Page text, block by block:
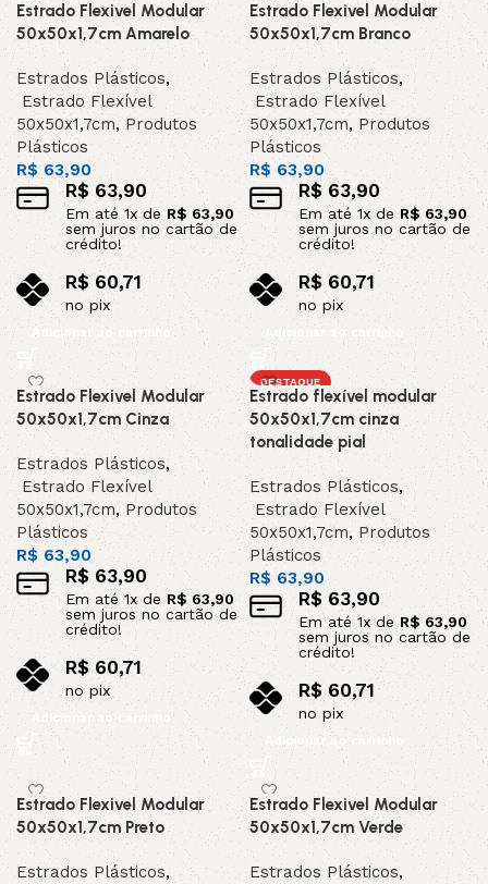
Estrado Flexivel Modular
50x50x1,7cm Amarelo
Estrados Plásticos,
Estrado Flexível
50x50x1,7cm, Produtos
Plásticos
R$63,90
R$ 63,90
Em até 1x de R$63,90
sem juros no cartão de
crédito!
R$60,71
no pix
Adicionar ao carrinho
Estrado Flexivel Modular
50x50x1,7cm Branco
Estrados Plásticos,
Estrado Flexível
50x50x1,7cm, Produtos
Plásticos
R$ 63,90
R$63,90
Em até 1x deR$ 63,90
sem juros no cartão de
crédito!
R$60,71
no pix
Adicionar ao carrinho
Estrado Flexivel Modular
50x50x1,7cm Cinza
Estrados Plásticos,
Estrado Flexível
50x50x1,7cm,Produtos
Plásticos
R$ 63,90
R$ 63,90
Em até 1x de R$ 63,90
sem juros no cartão de
crédito!
R$ 60,71
no pix
Adicionar ao carrinho
DESTAQUE
Estrado flexível modular
50x50x1,7cm cinza
tonalidade pial
Estrados Plásticos,
Estrado Flexível
50x50x1,7cm, Produtos
Plásticos
R$63,90
R$ 63,90
Em até 1x de R$ 63,90
sem juros no cartão de
crédito!
R$ 60,71
no pix
Adicionar ao carrinho
Estrado Flexivel Modular
50x50x1,7cm Preto
Estrados Plásticos,
Estrado Flexivel Modular
50x50x1,7cm Verde
Estrados Plásticos,